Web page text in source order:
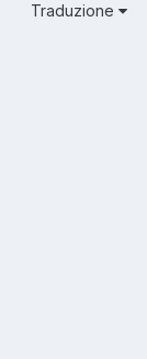
Traduzione